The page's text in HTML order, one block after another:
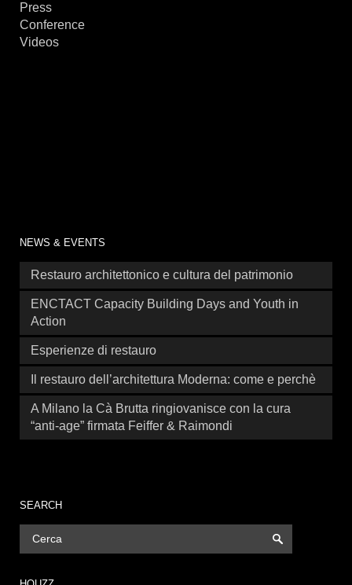
Press
Conference
Videos
NEWS & EVENTS
Restauro architettonico e cultura del patrimonio
ENCTACT Capacity Building Days and Youth in
Action
Esperienze di restauro
Il restauro dell’architettura Moderna: come e perchè
A Milano la Cà Brutta ringiovanisce con la cura
“anti-age” firmata Feiffer & Raimondi
SEARCH